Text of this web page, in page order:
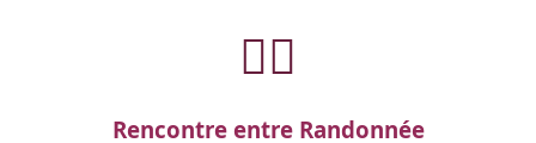
🏃‍♂️
Rencontre entre Randonnée